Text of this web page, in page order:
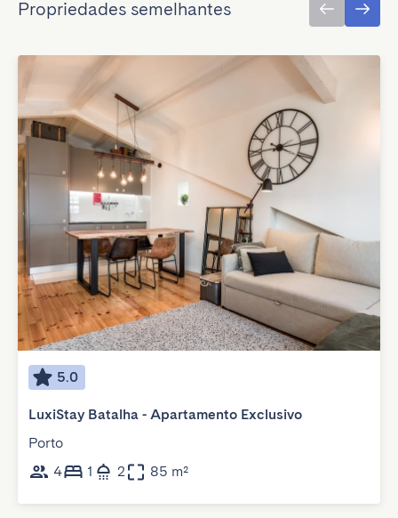
Propriedades semelhantes
5.0
LuxiStay Batalha - Apartamento Exclusivo
Porto
4
1 2 85 m²